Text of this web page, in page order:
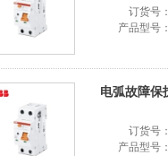
订货号
产品型号
电弧故障
订货号
产品型号